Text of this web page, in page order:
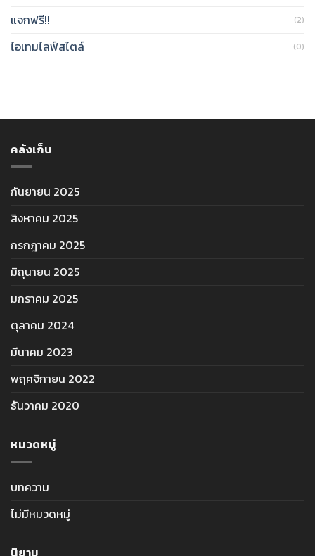
แจกฟรี!! (2)
ไอเทมไลฟ์สไตล์ (0)
คลังเก็บ
กันยายน 2025
สิงหาคม 2025
กรกฎาคม 2025
มิถุนายน 2025
มกราคม 2025
ตุลาคม 2024
มีนาคม 2023
พฤศจิกายน 2022
ธันวาคม 2020
หมวดหมู่
บทความ
ไม่มีหมวดหมู่
นิยาม